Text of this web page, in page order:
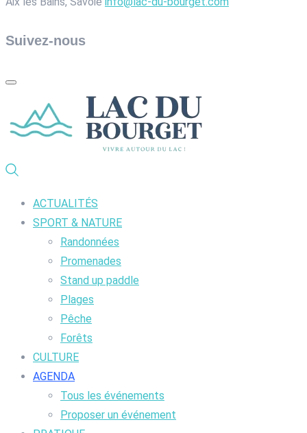
Suivez-nous
ACTUALITÉS
SPORT & NATURE
Randonnées
Promenades
Stand up paddle
Plages
Pêche
Forêts
CULTURE
AGENDA
Tous les événements
Proposer un événement